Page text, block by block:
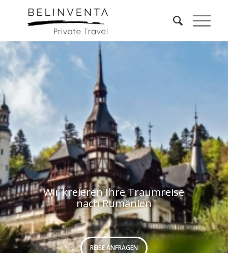
Wir kreieren Ihre Traumreise
nach Rumänien
REISE ANFRAGEN